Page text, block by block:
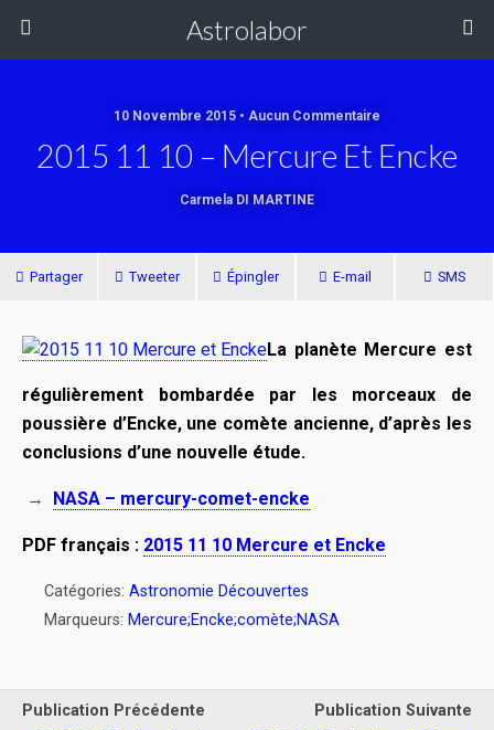
Astrolabor
10 Novembre 2015 • Aucun Commentaire
2015 11 10 – Mercure Et Encke
Carmela DI MARTINE
Partager Tweeter Épingler E-mail SMS
La planète Mercure est
régulièrement bombardée par les morceaux de
poussière d’Encke, une comète ancienne, d’après les
conclusions d’une nouvelle étude.
→ NASA – mercury-comet-encke
PDF français : 2015 11 10 Mercure et Encke
Catégories: Astronomie Découvertes
Marqueurs: Mercure;Encke;comète;NASA
Publication Précédente
Publication Suivante